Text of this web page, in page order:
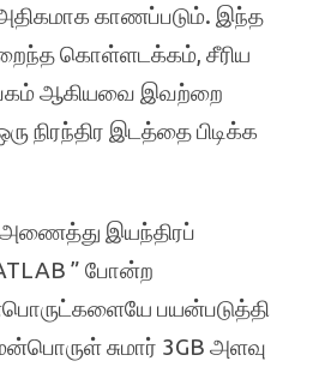
காணப்படும். இந்த
கொள்ளடக்கம், சீரிய
ஆகியவை இவற்றை
நிரந்திர இடத்தை பிடிக்க
இயந்திரப்
” போன்ற
பயன்படுத்தி
சுமார் 3GB அளவு